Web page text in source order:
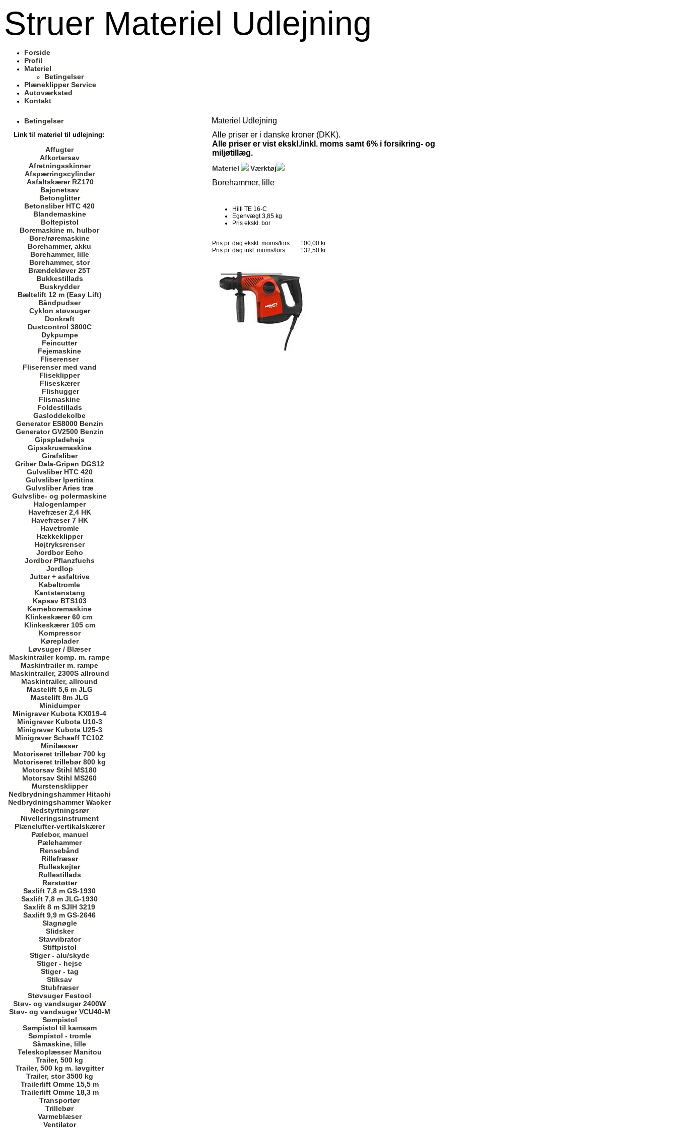
Struer Materiel Udlejning
Forside
Profil
Materiel
Betingelser
Plæneklipper Service
Autoværksted
Kontakt
Betingelser
Link til materiel til udlejning:
Affugter
Afkortersav
Afretningsskinner
Afspærringscylinder
Asfaltskærer RZ170
Bajonetsav
Betonglitter
Betonsliber HTC 420
Blandemaskine
Boltepistol
Boremaskine m. hulbor
Bore/røremaskine
Borehammer, akku
Borehammer, lille
Borehammer, stor
Brændekløver 25T
Bukkestillads
Buskrydder
Bæltelift 12 m (Easy Lift)
Båndpudser
Cyklon støvsuger
Donkraft
Dustcontrol 3800C
Dykpumpe
Feincutter
Fejemaskine
Fliserenser
Fliserenser med vand
Fliseklipper
Fliseskærer
Flishugger
Flismaskine
Foldestillads
Gasloddekolbe
Generator ES8000 Benzin
Generator GV2500 Benzin
Gipspladehejs
Gipsskruemaskine
Girafsliber
Griber Dala-Gripen DGS12
Gulvsliber HTC 420
Gulvsliber Ipertitina
Gulvsliber Aries træ
Gulvslibe- og polermaskine
Halogenlamper
Havefræser 2,4 HK
Havefræser 7 HK
Havetromle
Hækkeklipper
Højtryksrenser
Jordbor Echo
Jordbor Pflanzfuchs
Jordlop
Jutter + asfaltrive
Kabeltromle
Kantstenstang
Kapsav BTS103
Kerneboremaskine
Klinkeskærer 60 cm
Klinkeskærer 105 cm
Kompressor
Køreplader
Løvsuger / Blæser
Maskintrailer komp. m. rampe
Maskintrailer m. rampe
Maskintrailer, 2300S allround
Maskintrailer, allround
Mastelift 5,6 m JLG
Mastelift 8m JLG
Minidumper
Minigraver Kubota KX019-4
Minigraver Kubota U10-3
Minigraver Kubota U25-3
Minigraver Schaeff TC10Z
Minilæsser
Motoriseret trillebør 700 kg
Motoriseret trillebør 800 kg
Motorsav Stihl MS180
Motorsav Stihl MS260
Murstensklipper
Nedbrydningshammer Hitachi
Nedbrydningshammer Wacker
Nedstyrtningsrør
Nivelleringsinstrument
Plænelufter-vertikalskærer
Pælebor, manuel
Pælehammer
Rensebånd
Rillefræser
Rulleskøjter
Rullestillads
Rørstøtter
Saxlift 7,8 m GS-1930
Saxlift 7,8 m JLG-1930
Saxlift 8 m SJIH 3219
Saxlift 9,9 m GS-2646
Slagnøgle
Slidsker
Stavvibrator
Stiftpistol
Stiger - alu/skyde
Stiger - hejse
Stiger - tag
Stiksav
Stubfræser
Støvsuger Festool
Støv- og vandsuger 2400W
Støv- og vandsuger VCU40-M
Sømpistol
Sømpistol til kamsøm
Sømpistol - tromle
Såmaskine, lille
Teleskoplæsser Manitou
Trailer, 500 kg
Trailer, 500 kg m. løvgitter
Trailer, stor 3500 kg
Trailerlift Omme 15,5 m
Trailerlift Omme 18,3 m
Transportør
Trillebør
Varmeblæser
Ventilator
Materiel Udlejning
Alle priser er i danske kroner (DKK).
Alle priser er vist ekskl./inkl. moms samt 6% i forsikring- og
miljøtillæg.
Materiel Værktøj
Borehammer, lille
Hilti TE 16-C
Egenvægt 3,85 kg
Pris ekskl. bor
Pris pr. dag ekskl. moms/fors. 100,00 kr
Pris pr. dag inkl. moms/fors. 132,50 kr